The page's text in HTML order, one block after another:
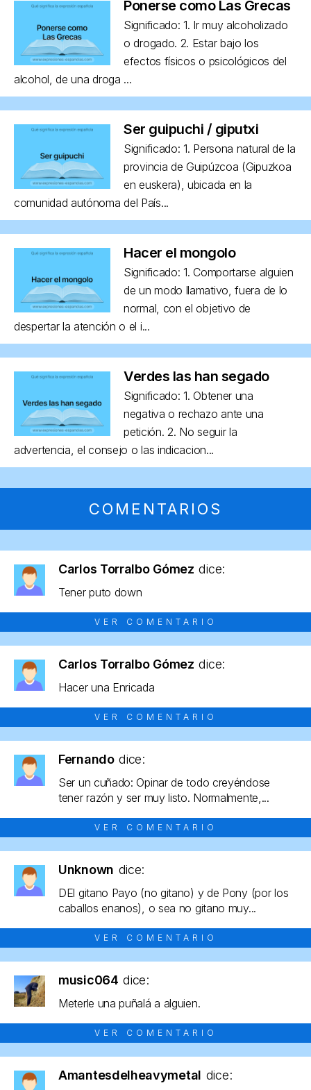
Ponerse como Las Grecas
Significado: 1. Ir muy alcoholizado
o drogado. 2. Estar bajo los
efectos físicos o psicológicos del
alcohol, de una droga ...
Ser guipuchi / giputxi
Significado: 1. Persona natural de la
provincia de Guipúzcoa (Gipuzkoa
en euskera), ubicada en la
comunidad autónoma del País...
Hacer el mongolo
Significado: 1. Comportarse alguien
de un modo llamativo, fuera de lo
normal, con el objetivo de
despertar la atención o el i...
Verdes las han segado
Significado: 1. Obtener una
negativa o rechazo ante una
petición. 2. No seguir la
advertencia, el consejo o las indicacion...
COMENTARIOS
Carlos Torralbo Gómez dice:
Tener puto down
VER COMENTARIO
Carlos Torralbo Gómez dice:
Hacer una Enricada
VER COMENTARIO
Fernando dice:
Ser un cuñado: Opinar de todo creyéndose
tener razón y ser muy listo. Normalmente,...
VER COMENTARIO
Unknown dice:
DEl gitano Payo (no gitano) y de Pony (por los
caballos enanos), o sea no gitano muy...
VER COMENTARIO
music064 dice:
Meterle una puñalá a alguien.
VER COMENTARIO
Amantesdelheavymetal dice: